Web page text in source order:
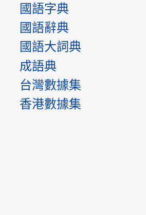
國語字典
國語辭典
國語大詞典
成語典
台灣數據集
香港數據集